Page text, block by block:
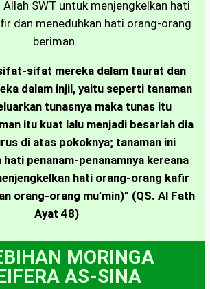
SWT untuk menjengkelkan hati
dan meneduhkan hati orang-orang
beriman.
sifat mereka dalam taurat dan
dalam injil, yaitu seperti tanaman
tunasnya maka tunas itu
itu kuat lalu menjadi besarlah dia
di atas pokoknya; tanaman ini
hati penanam-penanamnya kereana
hati orang-orang kafir
orang-orang mu’min)” (QS. Al Fath
Ayat 48)
MORINGA
AS-SINA